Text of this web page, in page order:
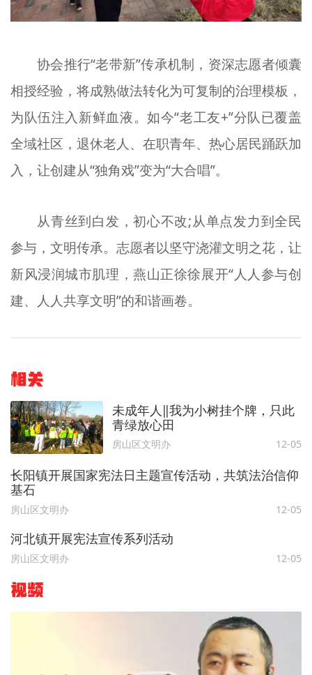
协会推行“老带新”传承机制，资深志愿者倾囊
相授经验，将成熟做法转化为可复制的治理模板，
为队伍注入新鲜血液。如今“老工友+”分队已覆盖
全域社区，退休老人、在职青年、热心居民踊跃加
入，让创建从“独角戏”变为“大合唱”。
从青丝到白发，初心不改;从单点发力到全民
参与，文明传承。志愿者以坚守浇灌文明之花，让
新风浸润城市肌理，燕山正徐徐展开“人人参与创
建、人人共享文明”的和谐画卷。
相关
未成年人‖我为小树挂个牌，只此
青绿放心田
房山区文明办 12-05
长阳镇开展国家宪法日主题宣传活动，共筑法治信仰
基石
房山区文明办 12-05
河北镇开展宪法宣传系列活动
房山区文明办 12-05
视频